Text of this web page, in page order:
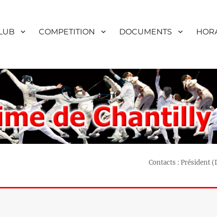
COMPETITION DOCUMENTS
Contacts : Président